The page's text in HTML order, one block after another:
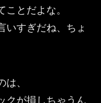
ことだよな。
いすぎだね、ちょ
は、
クが損しちゃうん